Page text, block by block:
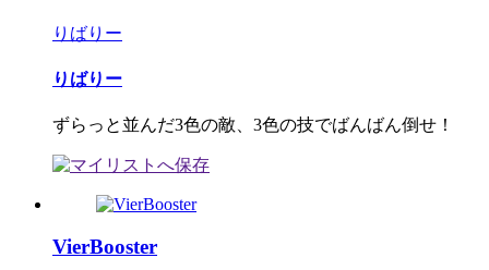
りばりー
りばりー
ずらっと並んだ3色の敵、3色の技でばんばん倒せ！
VierBooster